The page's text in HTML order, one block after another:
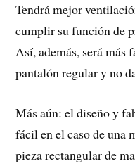
Tendrá mejor
cumplir su función de
Así, además, será más
pantalón regular y no
Más aún: el diseño y
fácil en el caso de una
pieza rectangular de